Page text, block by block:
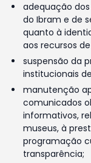
adequação
do Ibram e de
quanto à
aos recursos
suspensão da
institucionais
manutenção
comunicados
informativos,
museus, à
programação
transparência;